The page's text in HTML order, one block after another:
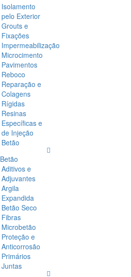
Isolamento
pelo Exterior
Grouts e
Fixações
Impermeabilização
Microcimento
Pavimentos
Reboco
Reparação e
Colagens
Rígidas
Resinas
Específicas e
de Injeção
Betão
Betão
Aditivos e
Adjuvantes
Argila
Expandida
Betão Seco
Fibras
Microbetão
Proteção e
Anticorrosão
Primários
Juntas